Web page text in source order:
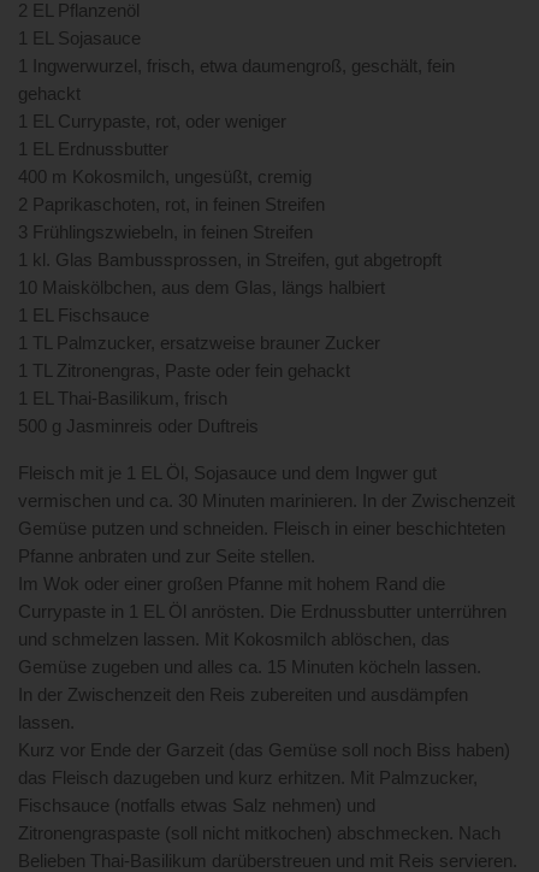
2 EL Pflanzenöl
1 EL Sojasauce
1 Ingwerwurzel, frisch, etwa daumengroß, geschält, fein
gehackt
1 EL Currypaste, rot, oder weniger
1 EL Erdnussbutter
400 m Kokosmilch, ungesüßt, cremig
2 Paprikaschoten, rot, in feinen Streifen
3 Frühlingszwiebeln, in feinen Streifen
1 kl. Glas Bambussprossen, in Streifen, gut abgetropft
10 Maiskölbchen, aus dem Glas, längs halbiert
1 EL Fischsauce
1 TL Palmzucker, ersatzweise brauner Zucker
1 TL Zitronengras, Paste oder fein gehackt
1 EL Thai-Basilikum, frisch
500 g Jasminreis oder Duftreis
Fleisch mit je 1 EL Öl, Sojasauce und dem Ingwer gut
vermischen und ca. 30 Minuten marinieren. In der Zwischenzeit
Gemüse putzen und schneiden. Fleisch in einer beschichteten
Pfanne anbraten und zur Seite stellen.
Im Wok oder einer großen Pfanne mit hohem Rand die
Currypaste in 1 EL Öl anrösten. Die Erdnussbutter unterrühren
und schmelzen lassen. Mit Kokosmilch ablöschen, das
Gemüse zugeben und alles ca. 15 Minuten köcheln lassen.
In der Zwischenzeit den Reis zubereiten und ausdämpfen
lassen.
Kurz vor Ende der Garzeit (das Gemüse soll noch Biss haben)
das Fleisch dazugeben und kurz erhitzen. Mit Palmzucker,
Fischsauce (notfalls etwas Salz nehmen) und
Zitronengraspaste (soll nicht mitkochen) abschmecken. Nach
Belieben Thai-Basilikum darüberstreuen und mit Reis servieren.